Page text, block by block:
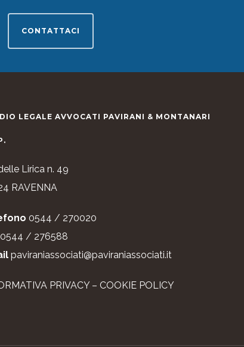
CONTATTACI
LEGALE AVVOCATI PAVIRANI & MONTANARI
Lirica n. 49
RAVENNA
0544 / 270020
0544 / 276588
paviraniassociati@paviraniassociati.it
PRIVACY– COOKIE POLICY